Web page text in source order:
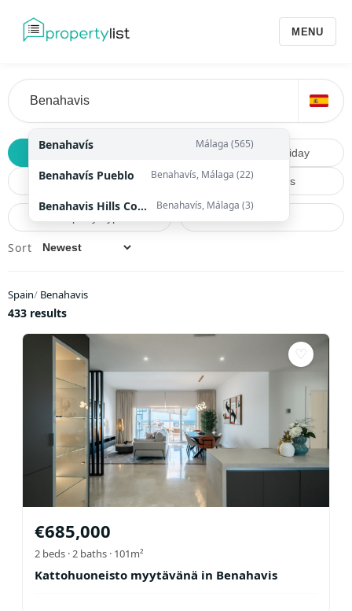
MENU
Benahavís Málaga (565)
Benahavís Pueblo Benahavís, Málaga (22)
Benahavis Hills Country ClubBenahavís, Málaga (3)
Buy Holiday
Price Beds & Baths
Sort
Spain/ Benahavis
433 results
♡
€685,000
2 beds ·2 baths · 101m²
Kattohuoneisto myytävänä in Benahavis